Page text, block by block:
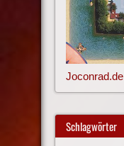
Joconrad.de
Schlagwörter